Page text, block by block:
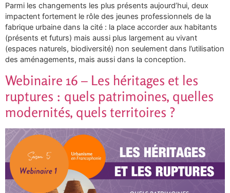
Parmi les changements les plus présents aujourd’hui, deux
impactent fortement le rôle des jeunes professionnels de la
fabrique urbaine dans la cité : la place accorder aux habitants
(présents et futurs) mais aussi plus largement au vivant
(espaces naturels, biodiversité) non seulement dans l’utilisation
des aménagements, mais aussi dans la conception.
Webinaire 16 – Les héritages et les
ruptures : quels patrimoines, quelles
modernités, quels territoires ?